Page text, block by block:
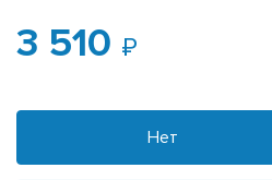
3 510
Нет